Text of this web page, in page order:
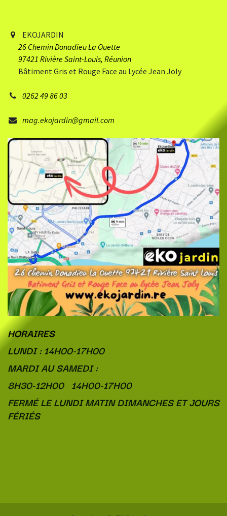
EKOJARDIN
26 Chemin Donadieu​ La Ouette
97421 Rivière Saint-Louis, Réunion
Bâtiment Gris et Rouge Face au Lycée Jean Joly
0262 49 86 03
mag.ekojardin@gmail.com
HORAIRES
LUNDI : 14H00-17H00
MARDI AU SAMEDI :
8H30-12H00 14H00-17H00
FERMÉ LE LUNDI MATIN DIMANCHES ET JOURS
FÉRIÉS